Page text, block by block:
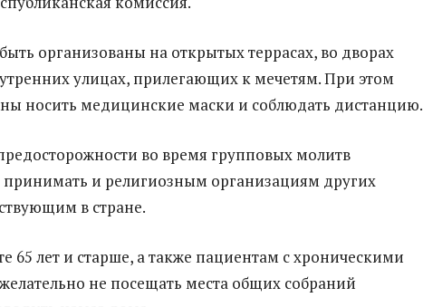
организованы на открытых террасах, во дворах
улицах, прилегающих к мечетям. При этом
носить медицинские маски и соблюдать дистанцию.
во время групповых молитв
и религиозным организациям других
в стране.
65 лет и старше, а также пациентам с хроническими
не посещать места общих собраний